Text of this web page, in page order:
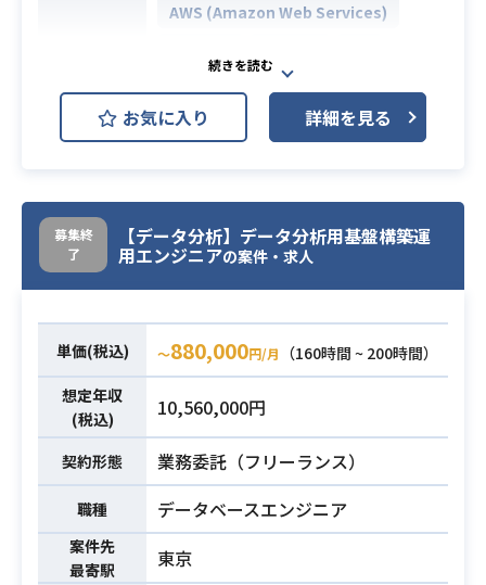
AWS (Amazon Web Services)
Jenkins
業務内容
グループ会社共通分析用データ基盤
るエンジニアを募集します。
・自社で持つビックデータを保持、
分析するための基盤の運用、構築業
必須スキル
・AWSソリューションアーキテク
ト：アソシエイト相当の知識or業務
経験
・IAMユーザーの棚卸し、Cloudwat
chLogs/Trailの監査自動化が実装出
来る程度のコーディング経験
・SQLのチューニング経験、DBスキ
ーマ設計経験
・以下の技術要素のうち、いずれか
お気に入り 詳細を見る
募集終
了
【データ分析】データ分析用基盤構築運
用エンジニアの案件・求人
単価(税込) 〜880,000円/月
（160時間 ~ 200時間）
想定年収
(税込)
10,560,000円
契約形態 業務委託（フリーランス）
職種 データベースエンジニア
案件先
最寄駅
東京